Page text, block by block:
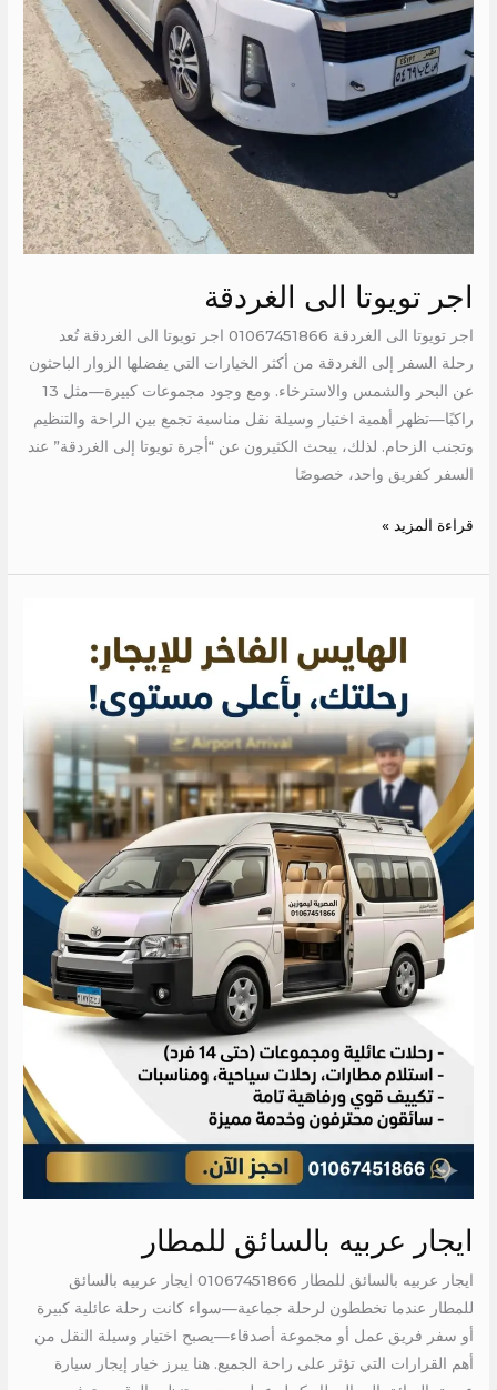
اجر تويوتا الى الغردقة
اجر تويوتا الى الغردقة 01067451866 اجر تويوتا الى الغردقة تُعد
رحلة السفر إلى الغردقة من أكثر الخيارات التي يفضلها الزوار الباحثون
عن البحر والشمس والاسترخاء. ومع وجود مجموعات كبيرة—مثل 13
راكبًا—تظهر أهمية اختيار وسيلة نقل مناسبة تجمع بين الراحة والتنظيم
وتجنب الزحام. لذلك، يبحث الكثيرون عن “أجرة تويوتا إلى الغردقة” عند
السفر كفريق واحد، خصوصًا
قراءة المزيد »
ايجار عربيه بالسائق للمطار
ايجار عربيه بالسائق للمطار 01067451866 ايجار عربيه بالسائق
للمطار عندما تخططون لرحلة جماعية—سواء كانت رحلة عائلية كبيرة
أو سفر فريق عمل أو مجموعة أصدقاء—يصبح اختيار وسيلة النقل من
أهم القرارات التي تؤثر على راحة الجميع. هنا يبرز خيار إيجار سيارة